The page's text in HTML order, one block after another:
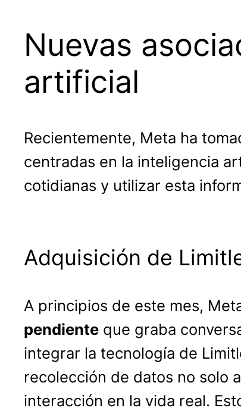
Nuevas
artificial
Recientemente, Meta ha
centradas en la inteligencia
cotidianas y utilizar esta
Adquisición de
A principios de este mes,
pendiente que graba
integrar la tecnología de
recolección de datos no solo
interacción en la vida real.